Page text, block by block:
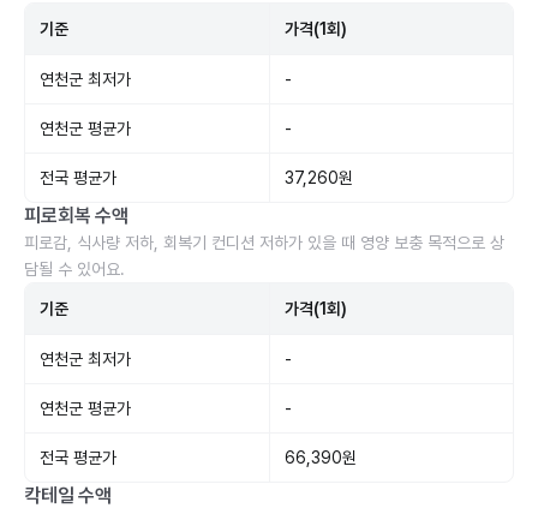
기준 가격(1회)
연천군 최저가 -
연천군 평균가 -
전국 평균가 37,260원
피로회복 수액
피로감, 식사량 저하, 회복기 컨디션 저하가 있을 때 영양 보충 목적으로 상
담될 수 있어요.
기준 가격(1회)
연천군 최저가 -
연천군 평균가 -
전국 평균가 66,390원
칵테일 수액